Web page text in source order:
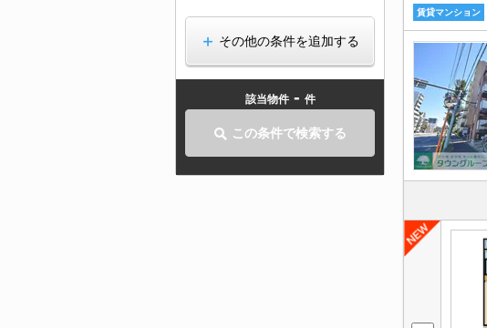
その他の条件を追加する
該当物件 - 件
この条件で検索する
賃貸マンション